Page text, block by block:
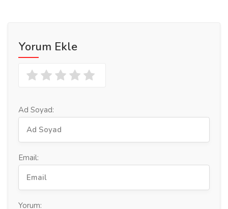
Yorum Ekle
Ad Soyad:
Email:
Yorum: